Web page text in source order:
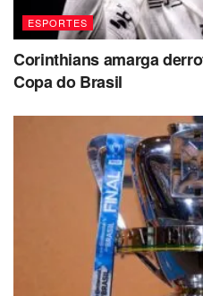
ESPORTES
Corinthians amarga
Copa do Brasil